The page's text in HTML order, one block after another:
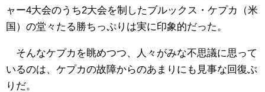
ャー4大会のうち2大会を制したブルックス・ケプカ（米
国）の堂々たる勝ちっぷりは実に印象的だった。
そんなケプカを眺めつつ、人々がみな不思議に思って
いるのは、ケプカの故障からのあまりにも見事な回復ぶ
りだ。